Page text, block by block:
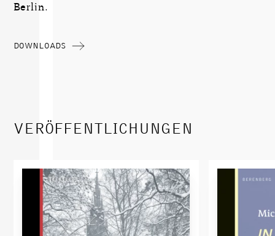
Berlin.
DOWNLOADS
VERÖFFENTLICHUNGEN